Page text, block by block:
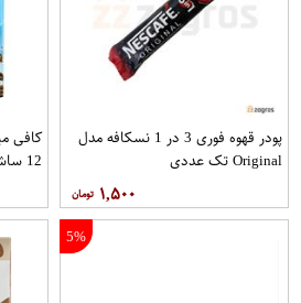
پودر قهوه فوری 3 در 1 نسکافه مدل
Original تک عددی
۱,۵۰۰
12 ساشه 14 گرمی
5%